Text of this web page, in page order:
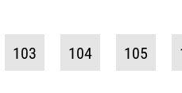
103 104 105